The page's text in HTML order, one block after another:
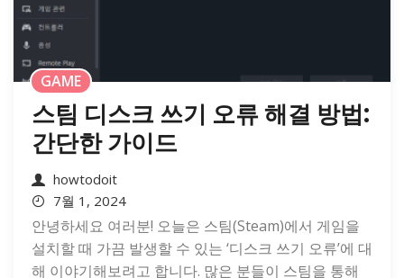
GAME
스팀 디스크 쓰기 오류 해결 방법:
간단한 가이드
howtodoit
7월 1, 2024
안녕하세요 여러분! 오늘은 스팀(Steam)에서 게임을
설치할 때 가끔 발생할 수 있는 ‘디스크 쓰기 오류’에 대
해 이야기해보려고 합니다. 많은 분들이 스팀을 통해